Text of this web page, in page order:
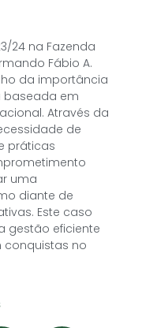
24 na Fazenda
Fábio A.
da importância
em
Através da
de
práticas
uma
diante de
Este caso
gestão eficiente
conquistas no